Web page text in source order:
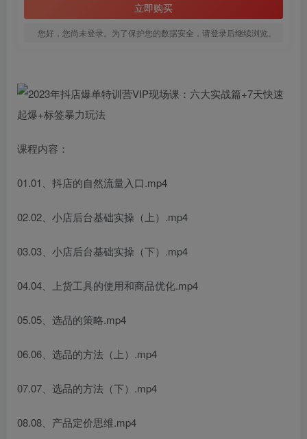
立即购买
您好，您尚未登录。为了保护您的数据安全，请登录后继续浏览。
课程内容：
01.01、抖店的自然流量入口.mp4
02.02、小店后台基础实操（上）.mp4
03.03、小店后台基础实操（下）.mp4
04.04、上货工具的使用和商品优化.mp4
05.05、选品的策略.mp4
06.06、选品的方法（上）.mp4
07.07、选品的方法（下）.mp4
08.08、产品定价思维.mp4